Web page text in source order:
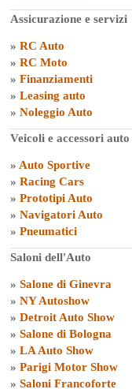
Assicurazione e servizi
» RC Auto
» RC Moto
» Finanziamenti
» Leasing auto
» Noleggio Auto
Veicoli e accessori auto
» Auto Sportive
» Racing Cars
» Prototipi Auto
» Navigatori Auto
» Pneumatici
Saloni dell'Auto
» Salone di Ginevra
» NY Autoshow
» Detroit Auto Show
» Salone di Bologna
» LA Auto Show
» Parigi Motor Show
» Saloni Francoforte